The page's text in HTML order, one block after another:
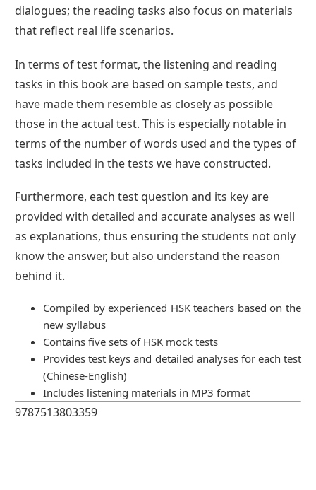
dialogues; the reading tasks also focus on materials
that reflect real life scenarios.
In terms of test format, the listening and reading
tasks in this book are based on sample tests, and
have made them resemble as closely as possible
those in the actual test. This is especially notable in
terms of the number of words used and the types of
tasks included in the tests we have constructed.
Furthermore, each test question and its key are
provided with detailed and accurate analyses as well
as explanations, thus ensuring the students not only
know the answer, but also understand the reason
behind it.
Compiled by experienced HSK teachers based on the
new syllabus
Contains five sets of HSK mock tests
Provides test keys and detailed analyses for each test
(Chinese-English)
Includes listening materials in MP3 format
9787513803359